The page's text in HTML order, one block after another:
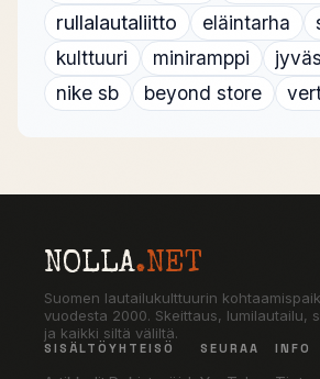
rullalautaliitto
eläintarha
kulttuuri
miniramppi
nike sb
beyond store
NOLLA.NET
Suomen lautailukulttuurin
vuodesta 2000. Skeittaus, lumilautailu,
ja kaikki siltä väliltä.
SISÄLTÖ YHTEISÖ SEURAA INFO